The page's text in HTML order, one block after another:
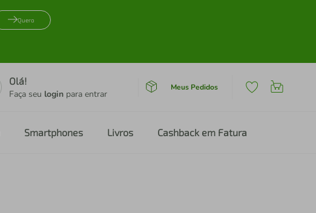
Quero
Olá!
Faça seu login para entrar
Meus Pedidos
Smartphones Livros Cashback em Fatura